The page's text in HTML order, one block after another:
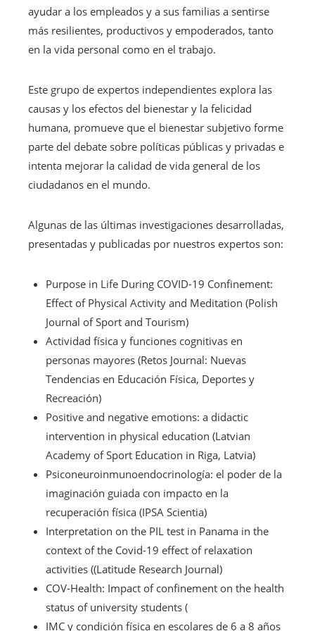
ayudar a los empleados y a sus familias a sentirse
más resilientes, productivos y empoderados, tanto
en la vida personal como en el trabajo.
Este grupo de expertos independientes explora las
causas y los efectos del bienestar y la felicidad
humana, promueve que el bienestar subjetivo forme
parte del debate sobre políticas públicas y privadas e
intenta mejorar la calidad de vida general de los
ciudadanos en el mundo.
Algunas de las últimas investigaciones desarrolladas,
presentadas y publicadas por nuestros expertos son:
Purpose in Life During COVID-19 Confinement:
Effect of Physical Activity and Meditation (Polish
Journal of Sport and Tourism)
Actividad física y funciones cognitivas en
personas mayores (Retos Journal: Nuevas
Tendencias en Educación Física, Deportes y
Recreación)
Positive and negative emotions: a didactic
intervention in physical education (Latvian
Academy of Sport Education in Riga, Latvia)
Psiconeuroinmunoendocrinología: el poder de la
imaginación guiada con impacto en la
recuperación física (IPSA Scientia)
Interpretation on the PIL test in Panama in the
context of the Covid-19 effect of relaxation
activities ((Latitude Research Journal)
COV-Health: Impact of confinement on the health
status of university students (
IMC y condición física en escolares de 6 a 8 años